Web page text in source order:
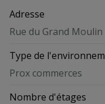
Adresse
Rue du Grand
Type de
Prox commerces
Nombre d'étages